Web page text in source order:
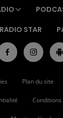
STAR
Plan du site